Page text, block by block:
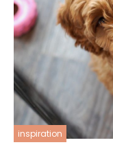
inspiration